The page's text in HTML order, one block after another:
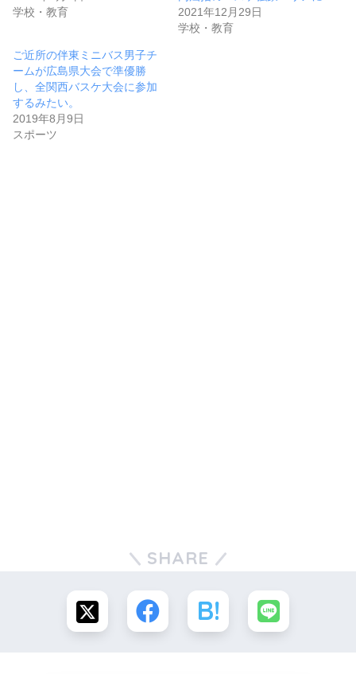
学校・教育
2021年12月29日
学校・教育
ご近所の伴東ミニバス男子チ
ームが広島県大会で準優勝
し、全関西バスケ大会に参加
するみたい。
2019年8月9日
スポーツ
SHARE